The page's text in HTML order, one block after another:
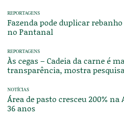
REPORTAGENS
Fazenda pode duplicar
no Pantanal
REPORTAGENS
Às cegas – Cadeia da carne é
transparência, mostra
NOTÍCIAS
Área de pasto cresceu 200%
36 anos